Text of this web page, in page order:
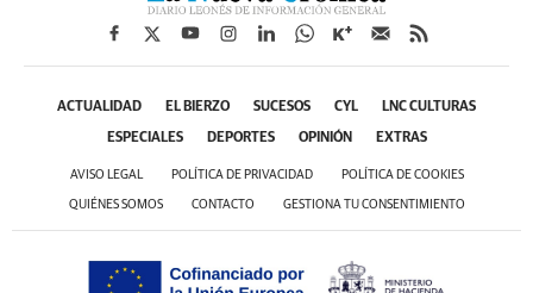
ACTUALIDAD EL BIERZO SUCESOS CYL LNC CULTURAS
ESPECIALES DEPORTES OPINIÓN EXTRAS
AVISO LEGAL POLÍTICA DE PRIVACIDAD POLÍTICA DE COOKIES
QUIÉNES SOMOS CONTACTO GESTIONA TU CONSENTIMIENTO